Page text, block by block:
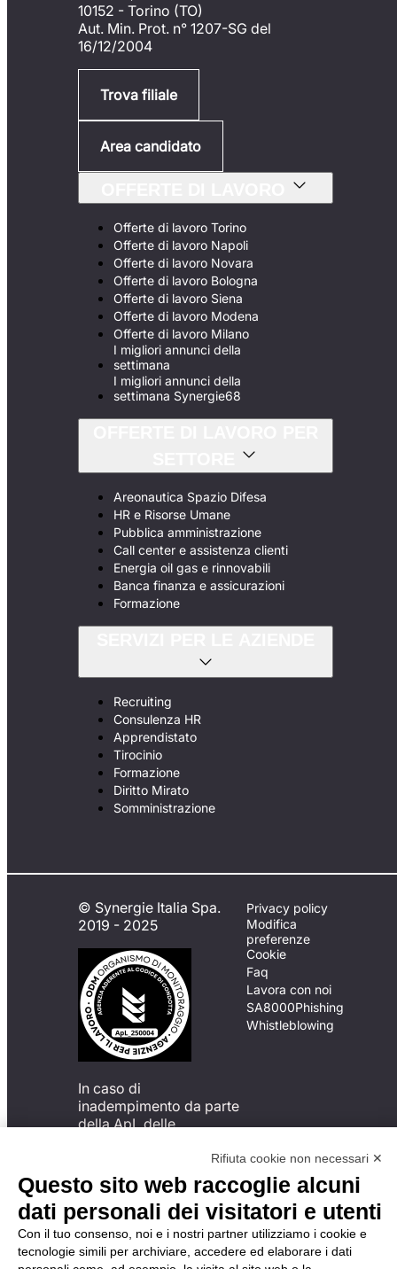
10152 - Torino (TO)
Aut. Min. Prot. n° 1207-SG del
16/12/2004
Trova filiale
Area candidato
Offerte di lavoro Torino
Offerte di lavoro Napoli
Offerte di lavoro Novara
Offerte di lavoro Bologna
Offerte di lavoro Siena
Offerte di lavoro Modena
Offerte di lavoro Milano
I migliori annunci della
settimana
I migliori annunci della
settimana Synergie68
Areonautica Spazio Difesa
HR e Risorse Umane
Pubblica amministrazione
Call center e assistenza clienti
Energia oil gas e rinnovabili
Banca finanza e assicurazioni
Formazione
Recruiting
Consulenza HR
Apprendistato
Tirocinio
Formazione
Diritto Mirato
Somministrazione
© Synergie Italia Spa.
2019 - 2025
In caso di
inadempimento da parte
della ApL delle
del Codice di Condotta, è
possibile presentare un
reclamo
all’Organismo di
Monitoraggio utilizzando
una delle modalità
descritte al seguente
Privacy policy
Modifica
preferenze
Cookie
Faq
Lavora con noi
SA8000Phishing
Whistleblowing
Rifiuta cookie non necessari ✕
Questo sito web raccoglie alcuni
dati personali dei visitatori e utenti
Con il tuo consenso, noi e i nostri partner utilizziamo i cookie e
tecnologie simili per archiviare, accedere ed elaborare i dati